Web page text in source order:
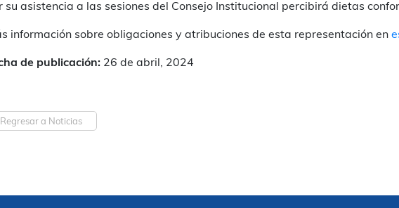
su asistencia a las sesiones del Consejo Institucional percibirá dietas
información sobre obligaciones y atribuciones de esta representación en
de publicación: 26 de abril, 2024
Regresar a Noticias